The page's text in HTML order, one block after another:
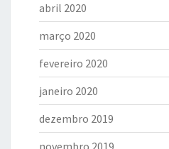
abril 2020
março 2020
fevereiro 2020
janeiro 2020
dezembro 2019